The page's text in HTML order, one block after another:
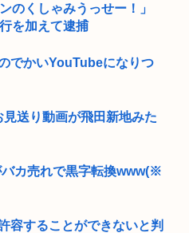
のくしゃみうっせー！」
を加えて逮捕
でかいYouTubeになりつ
見送り動画が飛田新地みた
バカ売れで黒字転換www(※
容することができないと判